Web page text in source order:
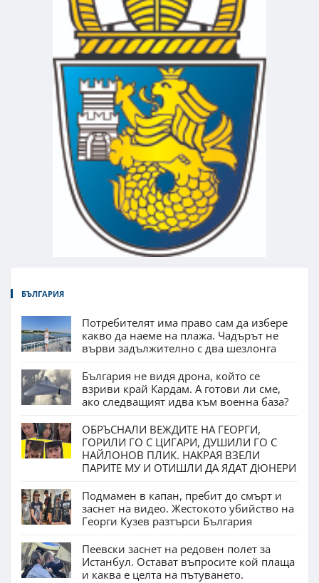
БЪЛГАРИЯ
Потребителят има право сам да избере
какво да наеме на плажа. Чадърът не
върви задължително с два шезлонга
България не видя дрона, който се
взриви край Кардам. А готови ли сме,
ако следващият идва към военна база?
ОБРЪСНАЛИ ВЕЖДИТЕ НА ГЕОРГИ,
ГОРИЛИ ГО С ЦИГАРИ, ДУШИЛИ ГО С
НАЙЛОНОВ ПЛИК. НАКРАЯ ВЗЕЛИ
ПАРИТЕ МУ И ОТИШЛИ ДА ЯДАТ ДЮНЕРИ
Подмамен в капан, пребит до смърт и
заснет на видео. Жестокото убийство на
Георги Кузев разтърси България
Пеевски заснет на редовен полет за
Истанбул. Остават въпросите кой плаща
и каква е целта на пътуването.